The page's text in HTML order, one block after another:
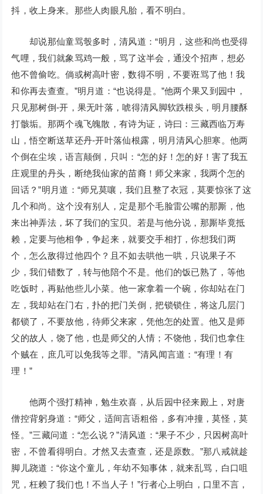
抖，收上身来。那些人肉眼凡胎，看不明白。
却说那仙童骂彀多时，清风道：“明月，这些和尚也受得
气哩，我们就象骂鸡一般，骂了这半会，通没个招声，想必
他不曾偷吃。倘或树高叶密，数得不明，不要诳骂了他！我
和你再去查查。”明月道：“也说得是。”他两个果又到园中，
只见那树倒-开，果无叶落，唬得清风脚软跌根头，明月腰酥
打骸垢。那两个魂飞魄散，有诗为证，诗曰：三藏西临万寿
山，悟空断送草还丹-开叶落仙根露，明月清风心胆寒。他两
个倒在尘埃，语言颠倒，只叫：“怎的好！怎的好！害了我五
庄观里的丹头，断绝我仙家的苗裔！师父来家，我两个怎的
回话？”明月道：“师兄莫嚷，我们且整了衣冠，莫要惊张了这
几个和尚。这个没有别人，定是那个毛脸雷公嘴的那厮，他
来出神弄法，坏了我们的宝贝。若是与他分说，那厮毕竟抵
赖，定要与他相争，争起来，就要交手相打，你想我们两
个，怎么敌得过他四个？且不如去哄他一哄，只说果子不
少，我们错数了，转与他陪个不是。他们的饭已熟了，等他
吃饭时，再贴他些儿小菜。他一家拿着一个碗，你却站在门
左，我却站在门右，扑的把门关倒，把锁锁住，将这几层门
都锁了，不要放他，待师父来家，凭他怎的处置。他又是师
父的故人，饶了他，也是师父的人情；不饶他，我们也拿住
个贼在，庶几可以免我等之罪。”清风闻言道：“有理！有
理！”
他两个强打精神，勉生欢喜，从后园中径来殿上，对唐
僧控背躬身道：“师父，适间言语粗俗，多有冲撞，莫怪，莫
怪。”三藏问道：“怎么说？”清风道：“果子不少，只因树高叶
密，不曾看得明白。才然又去查查，还是原数。”那八戒就趁
脚儿跷道：“你这个童儿，年幼不知事体，就来乱骂，白口咀
咒，枉赖了我们也！不当人子！”行者心上明白，口里不言，